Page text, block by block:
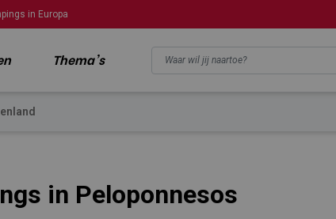
in Europa
Thema's
in Peloponnesos